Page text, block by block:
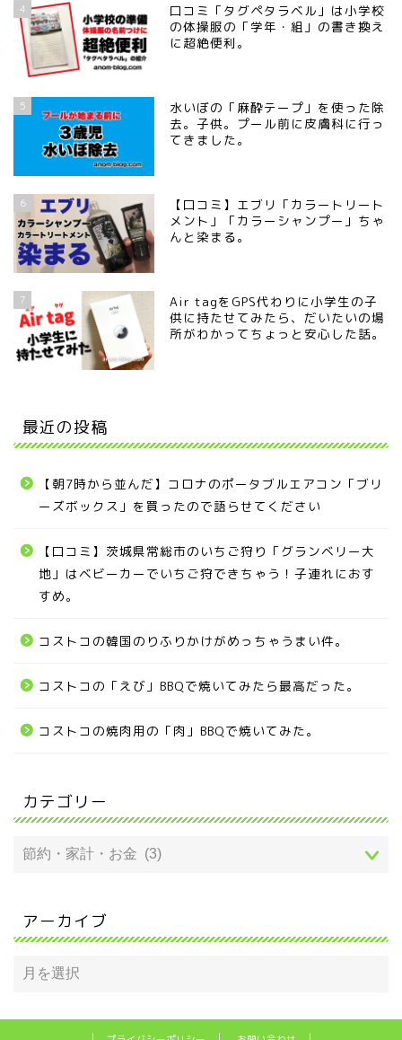
4
口コミ「タグペタラベル」は小学校
の体操服の「学年・組」の書き換え
に超絶便利。
5
水いぼの「麻酔テープ」を使った除
去。子供。プール前に皮膚科に行っ
てきました。
6
【口コミ】エブリ「カラートリート
メント」「カラーシャンプー」ちゃ
んと染まる。
7
Air tagをGPS代わりに小学生の子
供に持たせてみたら、だいたいの場
所がわかってちょっと安心した話。
最近の投稿
【朝7時から並んだ】コロナのポータブルエアコン「ブリ
ーズボックス」を買ったので語らせてください
【口コミ】茨城県常総市のいちご狩り「グランベリー大
地」はベビーカーでいちご狩できちゃう！子連れにおす
すめ。
コストコの韓国のりふりかけがめっちゃうまい件。
コストコの「えび」BBQで焼いてみたら最高だった。
コストコの焼肉用の「肉」BBQで焼いてみた。
カテゴリー
アーカイブ